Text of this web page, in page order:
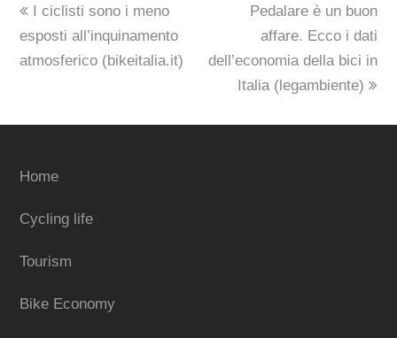
previous
post:
I ciclisti sono i meno
esposti all’inquinamento
atmosferico (bikeitalia.it)
next
post:
Pedalare è un buon
affare. Ecco i dati
dell’economia della bici in
Italia (legambiente)
Home
Cycling life
Tourism
Bike Economy